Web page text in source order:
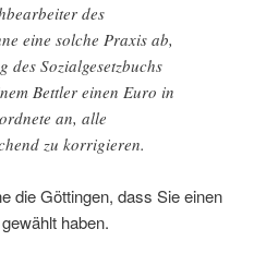
des
eine solche Praxis ab,
des Sozialgesetzbuchs
Bettler einen Euro in
an, alle
zu korrigieren.
die Göttingen, dass Sie einen
haben.